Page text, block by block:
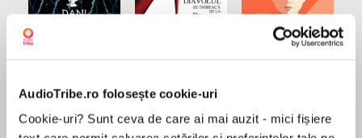
AudioTribe.ro folosește cookie-uri
Cookie-uri? Sunt ceva de care ai mai auzit - mici fișiere